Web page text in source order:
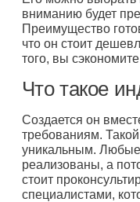
вниманию будет
Преимущество
что он стоит
того, вы
Что такое
Создается он
требованиям.
уникальным.
реализованы, а
стоит
специалистами,